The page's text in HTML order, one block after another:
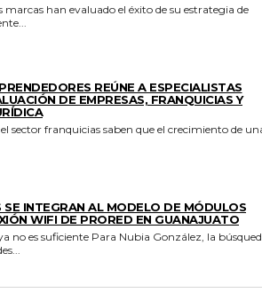
han evaluado el éxito de su estrategia de
REÚNE A ESPECIALISTAS
DE EMPRESAS, FRANQUICIAS Y
sector franquicias saben que el crecimiento de
SE INTEGRAN AL MODELO DE MÓDULOS
WIFI DE PRORED EN GUANAJUATO
Nubia González, la búsqueda